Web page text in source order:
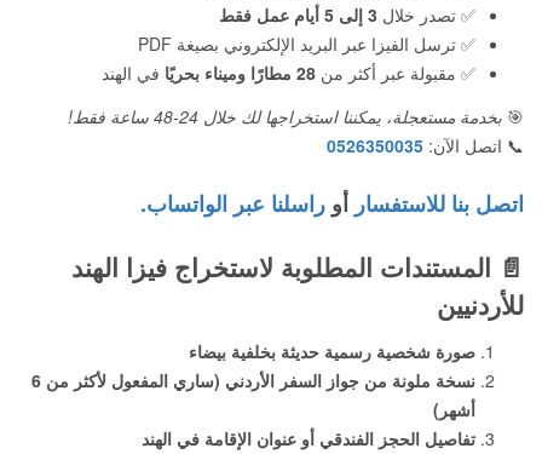
✅ تصدر خلال 3 إلى 5 أيام عمل فقط
✅ ترسل الفيزا عبر البريد الإلكتروني بصيغة PDF
✅ مقبولة عبر أكثر من 28 مطارًا وميناء بحريًا
في الهند
🎯 بخدمة مستعجلة، يمكننا استخراجها لك خلال 24-48 ساعة فقط!
📞 اتصل الآن: 0526350035
اتصل بنا للاستفسار أو راسلنا عبر الواتساب.
📄 المستندات المطلوبة لاستخراج فيزا الهند
للأردنيين
صورة شخصية رسمية حديثة بخلفية بيضاء
نسخة ملونة من جواز السفر الأردني (ساري المفعول لأكثر من 6
أشهر)
تفاصيل الحجز الفندقي أو عنوان الإقامة في الهند